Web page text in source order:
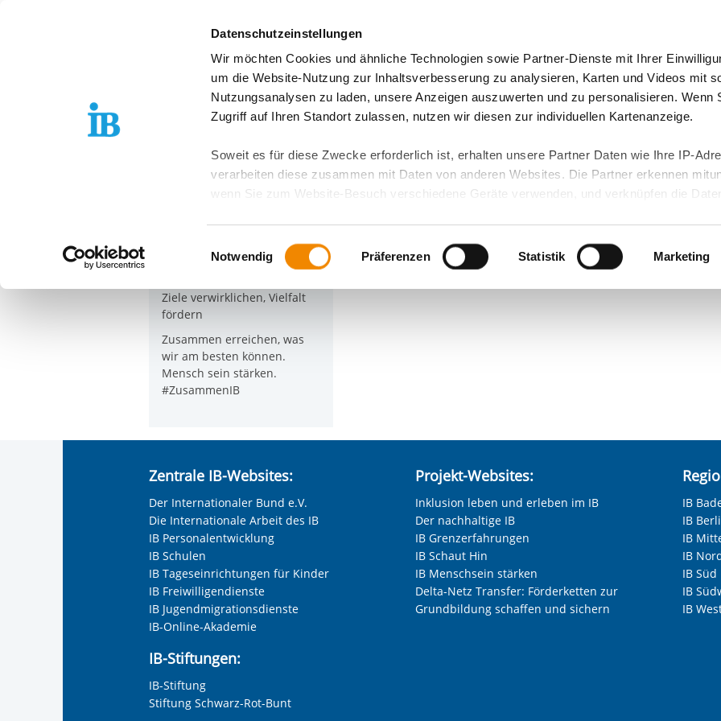
Datenschutzeinstellungen
Wir möchten Cookies und ähnliche Technologien sowie Partner-Dienste mit Ihrer
um die Website-Nutzung zur Inhaltsverbesserung zu analysieren, Karten und Videos mit
Nutzungsanalysen zu laden, unsere Anzeigen auszuwerten und zu personalisieren. Wenn
Zugriff auf Ihren Standort zulassen, nutzen wir diesen zur individuellen Kartenanzeige.
Soweit es für diese Zwecke erforderlich ist, erhalten unsere Partner Daten wie Ihre IP-
verarbeiten diese zusammen mit Daten von anderen Websites. Die Partner erkennen
wenn Sie zum Website-Besuch verschiedene Geräte verwenden, und verknüpfen die Daten
ausgeschlossen werden. Dort ist kein der EU gleichwertiges Datenschutzniveau
zusätzlichen Risiken für Ihre Daten führen kann.
Weitere Details finden Sie in unserenDatenschutzhinweisenund in unsererCookie-
Zwecke entscheiden und Ihre erteilte Einwilligung stets für die Zukunft widerrufen. Bitte
Ihre etwaige Einwilligung erstreckt sich nicht auf notwendige Cookies, die erforderlich zur
der von Ihnen aufgerufenen und somit gewünschten Website-Funktionen sind. Diese
Einwilligungsauswahl
Notwendig Präferenzen Statistik Marketing
Angebote
Standorte Jobs & Karriere Wir über uns
IB MITTE GGMBH STARTSEITE WIR ÜBER UNS MARKE & MISSION
Der Mensch im Fokus
Ziele verwirklichen, Vielfalt
fördern
Zusammen erreichen, was
wir am besten können.
Mensch sein stärken.
#ZusammenIB
Zentrale IB-Websites:
Der Internationaler Bund e.V.
Die Internationale Arbeit des IB
IB Personalentwicklung
IB Schulen
IB Tageseinrichtungen für Kinder
IB Freiwilligendienste
IB Jugendmigrationsdienste
IB-Online-Akademie
IB-Stiftungen:
IB-Stiftung
Stiftung Schwarz-Rot-Bunt
Projekt-Websites:
Inklusion leben und erleben im IB
Der nachhaltige IB
IB Grenzerfahrungen
IB Schaut Hin
IB Menschsein stärken
Delta-Netz Transfer: Förderketten zur
Grundbildung schaffen und sichern
IB
IB
IB
IB
IB Süd
IB
IB